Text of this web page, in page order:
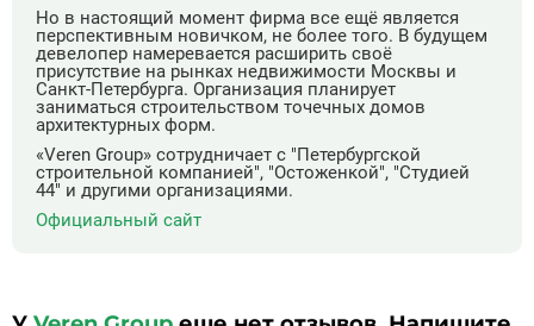
Но в настоящий момент фирма все ещё является
перспективным новичком, не более того. В будущем
девелопер намеревается расширить своё
присутствие на рынках недвижимости Москвы и
Санкт-Петербурга. Организация планирует
заниматься строительством точечных домов
архитектурных форм.
«Veren Group» сотрудничает с "Петербургской
строительной компанией", "Остоженкой", "Студией
44" и другими организациями.
Официальный сайт